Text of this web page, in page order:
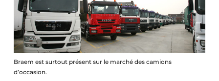
Braem est surtout présent sur le marché des camions
d’occasion.